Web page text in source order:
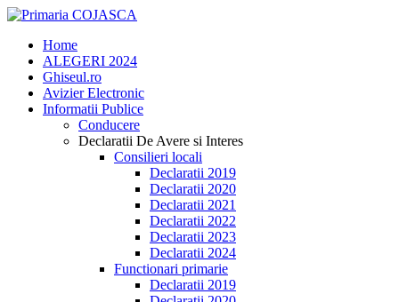
Home
ALEGERI 2024
Ghiseul.ro
Avizier Electronic
Informatii Publice
Conducere
Declaratii De Avere si Interes
Consilieri locali
Declaratii 2019
Declaratii 2020
Declaratii 2021
Declaratii 2022
Declaratii 2023
Declaratii 2024
Functionari primarie
Declaratii 2019